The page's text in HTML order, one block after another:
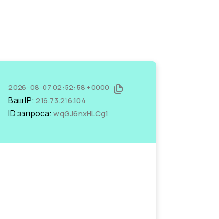
2026-08-07 02:52:58 +0000
Ваш IP:216.73.216.104
ID запроса:wqGJ6nxHLCg1